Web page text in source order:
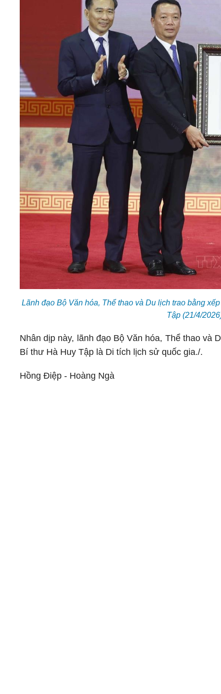
Lãnh đạo Bộ Văn hóa, Thể thao và Du lịch trao bằng
Tập (21/4/
Nhân dịp này, lãnh đạo Bộ Văn hóa, Thể thao và
Bí thư Hà Huy Tập là Di tích lịch sử quốc gia./.
Hồng Điệp - Hoàng Ngà